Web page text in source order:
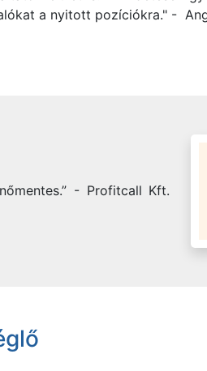
a nyitott pozíciókra." -
- Profitcall Kft.